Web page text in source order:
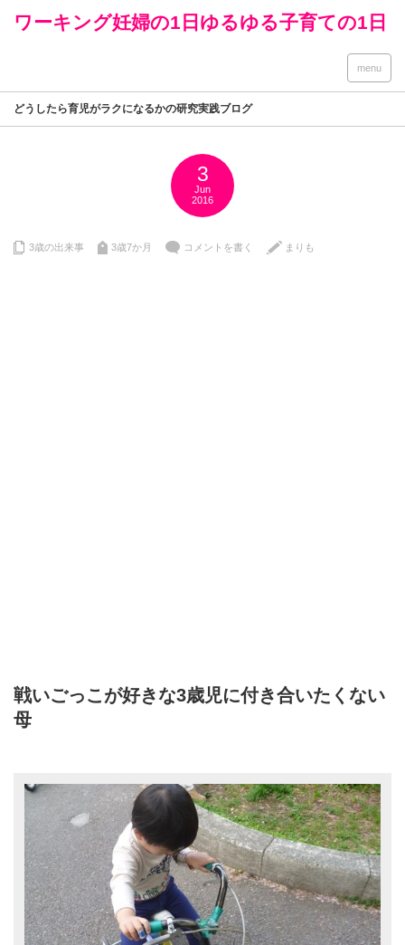
ワーキング妊婦の1日ゆるゆる子育ての1日
menu
どうしたら育児がラクになるかの研究実践ブログ
3
Jun
2016
3歳の出来事 3歳7か月 コメントを書く まりも
戦いごっこが好きな3歳児に付き合いたくない
母